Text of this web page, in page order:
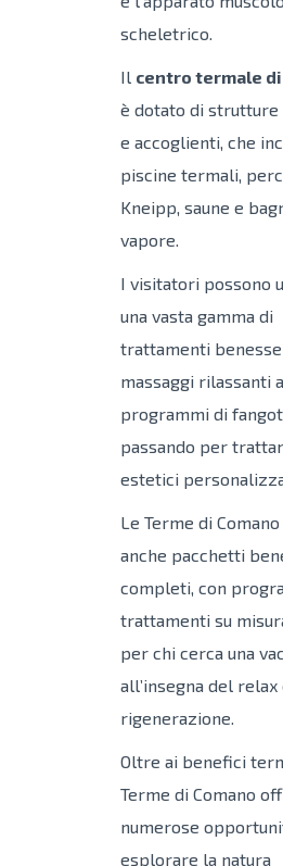
scheletrico.
Il centro termale di
è dotato di strutture
e accoglienti, che
piscine termali,
Kneipp, saune e
vapore.
I visitatori possono
una vasta gamma di
trattamenti
massaggi rilassanti
programmi di
passando per
estetici
Le Terme di
anche pacchetti
completi, con
trattamenti su
per chi cerca una
all’insegna del relax
rigenerazione.
Oltre ai benefici
Terme di Comano
numerose
esplorare la natura